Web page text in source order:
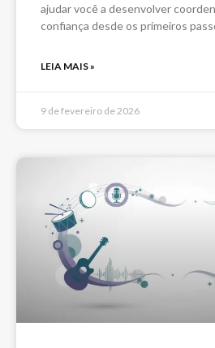
ajudar você a desenvolver
confiança desde os primeiros
LEIA MAIS »
9 de fevereiro de 2026